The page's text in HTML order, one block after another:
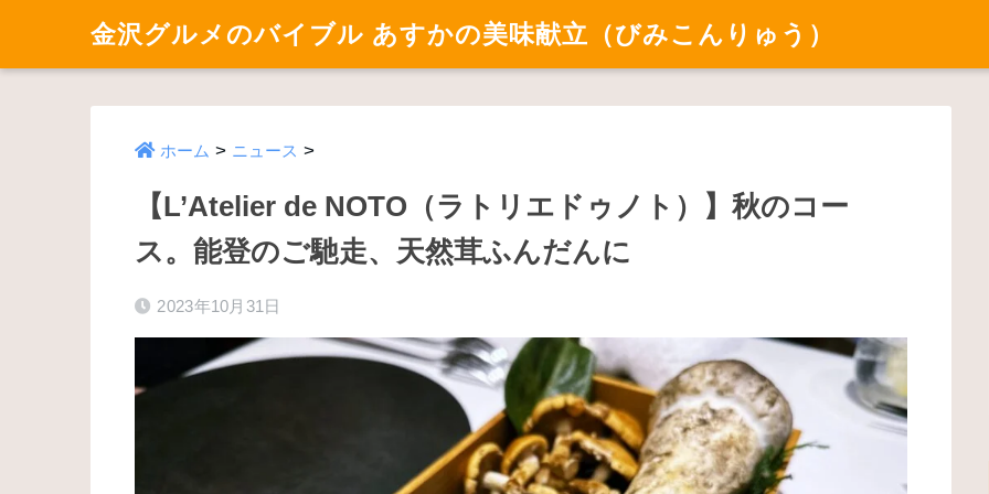
金沢グルメのバイブル あすかの美味献立（びみこんりゅう）
ホーム > ニュース >
【L’Atelier de NOTO（ラトリエドゥノト）】秋のコー
ス。能登のご馳走、天然茸ふんだんに
2023年10月31日